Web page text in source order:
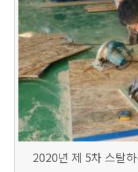
2020년 제 5차 스탈